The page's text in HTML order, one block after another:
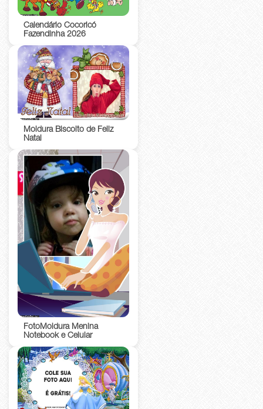
Calendário Cocoricó
Fazendinha 2026
Moldura Biscoito de Feliz
Natal
FotoMoldura Menina
Notebook e Celular